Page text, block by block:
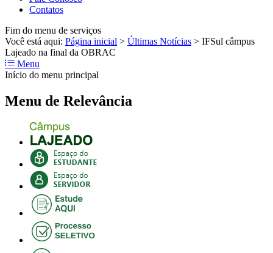
Contatos
Fim do menu de serviços
Você está aqui: Página inicial > Últimas Notícias > IFSul câmpus
Lajeado na final da OBRAC
Menu
Início do menu principal
Menu de Relevância